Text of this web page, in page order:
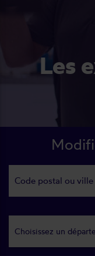
Les experts du volet
Choisissez un